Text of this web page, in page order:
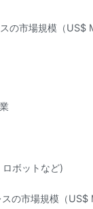
の市場規模（US$
ボットなど)
の市場規模（US$